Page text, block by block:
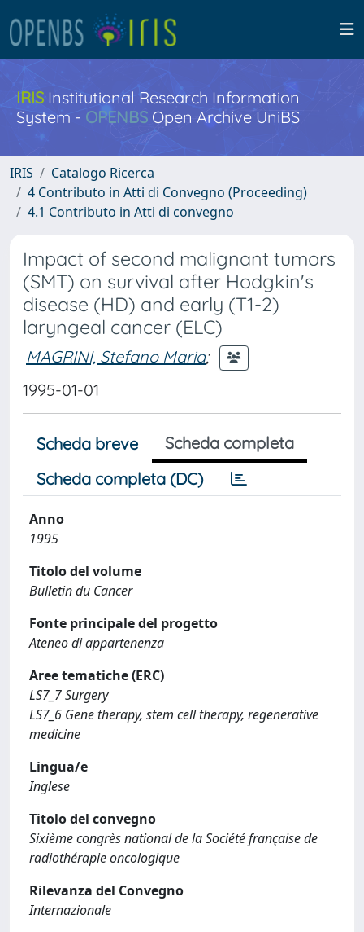
IRISInstitutional Research Information
System - OPENBS Open Archive UniBS
IRIS
Catalogo Ricerca
4 Contributo in Atti di Convegno (Proceeding)
4.1 Contributo in Atti di convegno
Impact of second malignant tumors
(SMT) on survival after Hodgkin's
disease (HD) and early (T1-2)
laryngeal cancer (ELC)
MAGRINI, Stefano Maria;
1995-01-01
Scheda breve
Scheda completa
Scheda completa (DC)
Anno
1995
Titolo del volume
Bulletin du Cancer
Fonte principale del progetto
Ateneo di appartenenza
Aree tematiche (ERC)
LS7_7 Surgery
LS7_6 Gene therapy, stem cell therapy, regenerative
medicine
Lingua/e
Inglese
Titolo del convegno
Sixième congrès national de la Société française de
radiothérapie oncologique
Rilevanza del Convegno
Internazionale